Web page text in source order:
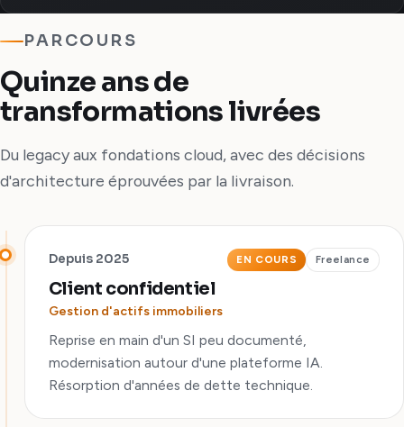
PARCOURS
Quinze ans de
transformations livrées
Du legacy aux fondations cloud, avec des décisions
d'architecture éprouvées par la livraison.
Depuis 2025 EN COURS Freelance
Client confidentiel
Gestion d'actifs immobiliers
Reprise en main d'un SI peu documenté,
modernisation autour d'une plateforme IA.
Résorption d'années de dette technique.